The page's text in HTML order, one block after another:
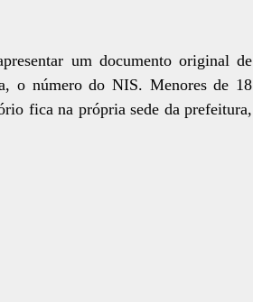
um documento original de
o número do NIS. Menores de 18
fica na própria sede da prefeitura,